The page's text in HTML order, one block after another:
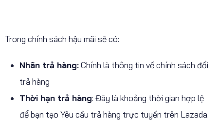
Trong chính sách hậu mãi sẽ có:
Nhãn trả hàng:Chính là thông tin về chính sách đổi
trả hàng
Thời hạn trả hàng: Đây là khoảng thời gian hợp lệ
để bạn tạo Yêu cầu trả hàng trực tuyến trên Lazada.